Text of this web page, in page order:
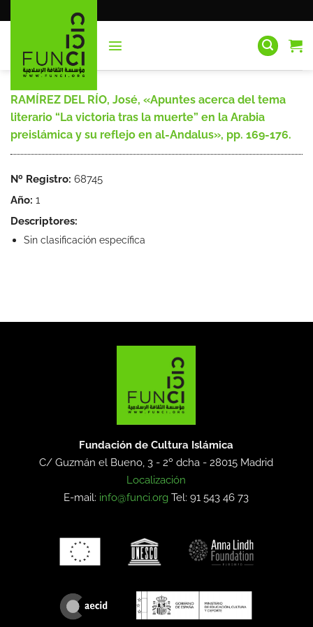
al
RAMÍREZ DEL RÍO, José, «Apuntes acerca del tema
literario “La victoria tras la muerte” en la Arabia
preislámica y su reflejo en al-Andalus», pp. 169-176.
Nº Registro: 68745
Año: 1
Descriptores:
Sin clasificación específica
Fundación de Cultura Islámica
C/ Guzmán el Bueno, 3 - 2º dcha -28015 Madrid
Localización
E-mail: info@funci.org Tel: 91 543 46 73